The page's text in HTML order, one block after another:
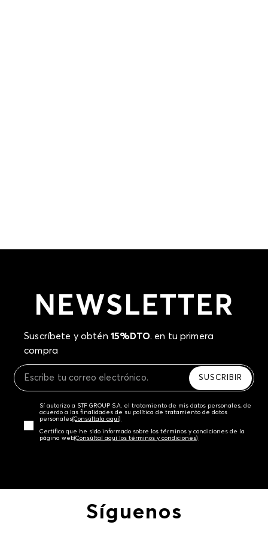
NEWSLETTER
Suscríbete y obtén 15%DTO. en tu primera
compra
SUSCRIBIR
Sí autorizo a STF GROUP S.A. el tratamiento de mis datos personales, de
acuerdo a las finalidades de su política de tratamiento de datos
personales‎(Consúltala aquí)
Certifico que he sido informado sobre los términos y condiciones de la
página web‎(Consúltal aquí los términos y condiciones)
Síguenos